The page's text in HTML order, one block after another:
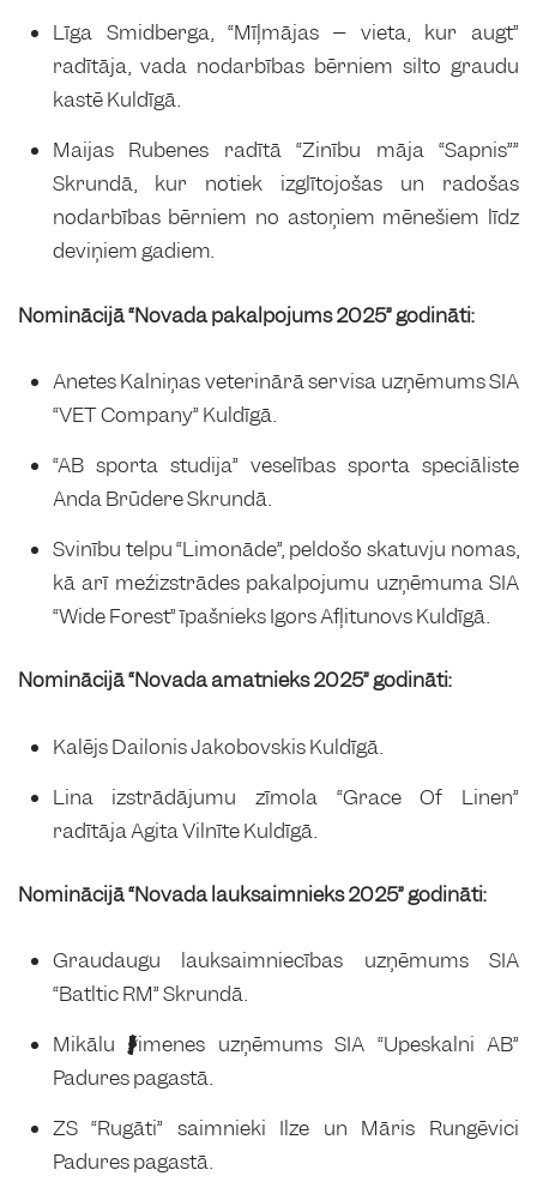
Līga Smidberga, “Mīļmājas – vieta, kur augt”
radītāja, vada nodarbības bērniem silto graudu
kastē Kuldīgā.
Maijas Rubenes radītā “Zinību māja “Sapnis””
Skrundā, kur notiek izglītojošas un radošas
nodarbības bērniem no astoņiem mēnešiem līdz
deviņiem gadiem.
Nominācijā “Novada pakalpojums 2025” godināti:
Anetes Kalniņas veterinārā servisa uzņēmums SIA
“VET Company” Kuldīgā.
“AB sporta studija” veselības sporta speciāliste
Anda Brūdere Skrundā.
Svinību telpu “Limonāde”, peldošo skatuvju nomas,
kā arī mežizstrādes pakalpojumu uzņēmuma SIA
“Wide Forest” īpašnieks Igors Afļitunovs Kuldīgā.
Nominācijā “Novada amatnieks 2025” godināti:
Kalējs Dailonis Jakobovskis Kuldīgā.
Lina izstrādājumu zīmola “Grace Of Linen”
radītāja Agita Vilnīte Kuldīgā.
Nominācijā “Novada lauksaimnieks 2025” godināti:
Graudaugu lauksaimniecības uzņēmums SIA
“Batltic RM” Skrundā.
Mikālu ģimenes uzņēmums SIA “Upeskalni AB”
Padures pagastā.
ZS “Rugāti” saimnieki Ilze un Māris Rungēvici
Padures pagastā.